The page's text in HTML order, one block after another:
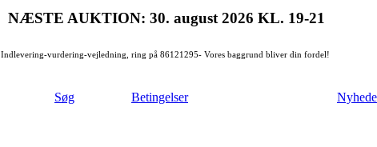
NÆSTE AUKTION: 30. august 2026 KL. 19-21
Indlevering-vurdering-vejledning, ring på 86121295- Vores baggrund bliver din fordel!
Søg Betingelser